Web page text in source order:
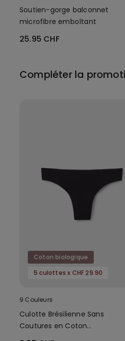
Soutien-gorge balconnet
microfibre emboîtant
25.95 CHF
Compléter la
Coton biologique
5 culottes x CHF 29.90
9 Couleurs
Culotte Brésilienne Sans
Coutures en Coton